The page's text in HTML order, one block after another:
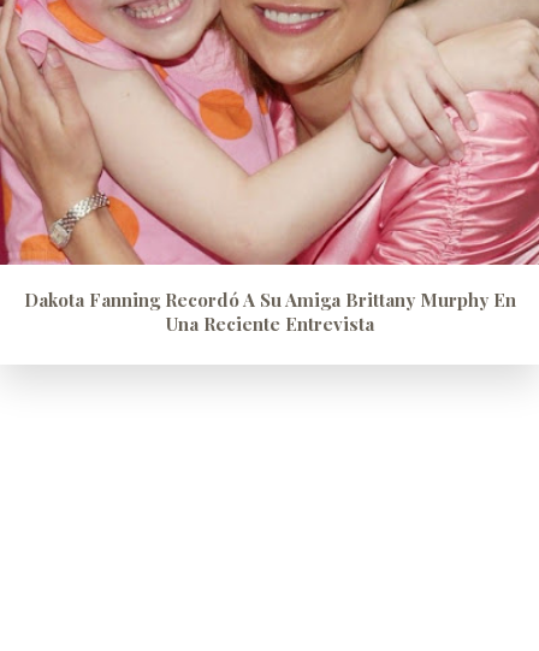
Dakota Fanning Recordó A Su Amiga Brittany Murphy En
Una Reciente Entrevista